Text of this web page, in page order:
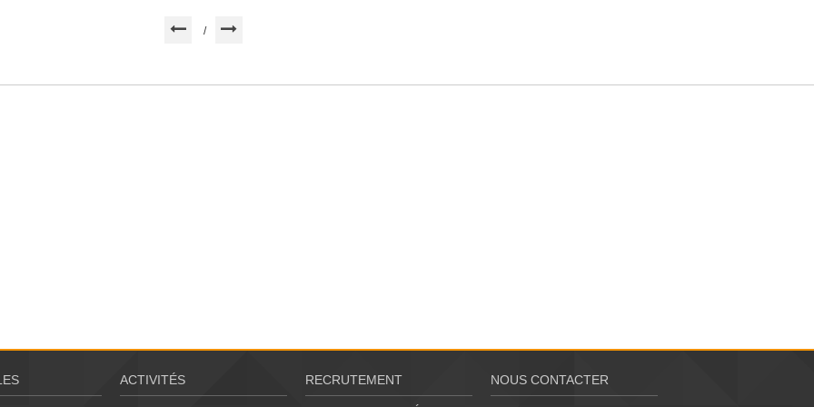
/
ACTIVITÉS RECRUTEMENT NOUS CONTACTER